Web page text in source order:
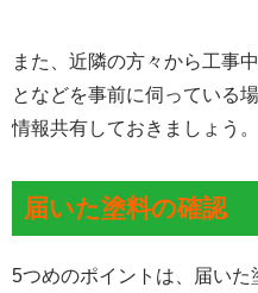
また、近隣の方々から工事
となどを事前に伺っている
情報共有しておきましょう。
届いた塗料の確認
5つめのポイントは、 届いた